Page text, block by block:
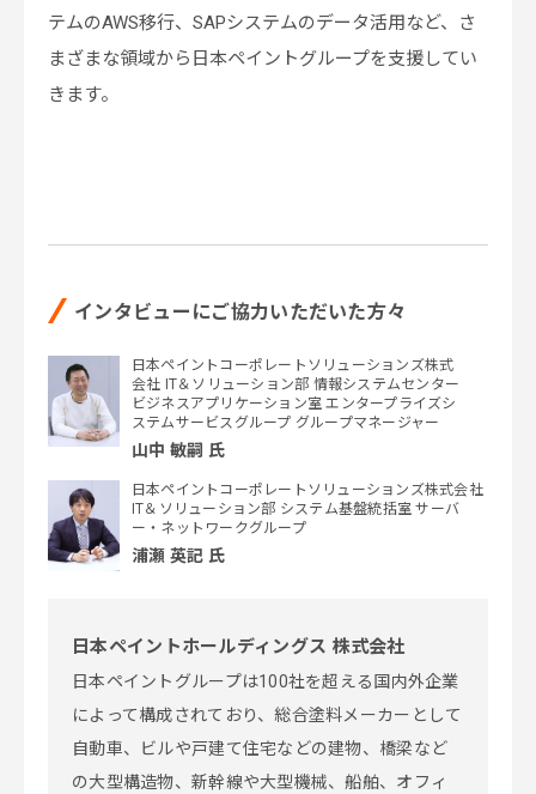
テムのAWS移行、SAPシステムのデータ活用など、さ
まざまな領域から日本ペイントグループを支援してい
きます。
インタビューにご協力いただいた方々
日本ペイントコーポレートソリューションズ株式
会社 IT＆ソリューション部 情報システムセンター
ビジネスアプリケーション室 エンタープライズシ
ステムサービスグループ グループマネージャー
山中 敏嗣 氏
日本ペイントコーポレートソリューションズ株式会社
IT＆ソリューション部 システム基盤統括室 サーバ
ー・ネットワークグループ
浦瀬 英記 氏
日本ペイントホールディングス 株式会社
日本ペイントグループは100社を超える国内外企業
によって構成されており、総合塗料メーカーとして
自動車、ビルや戸建て住宅などの建物、橋梁など
の大型構造物、新幹線や大型機械、船舶、オフィ